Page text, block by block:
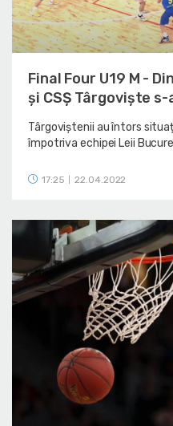
Final Four U19 M -
și CSȘ Târgoviște
Târgoviștenii au întors
împotriva echipei Leii
17:25 22.04.2022